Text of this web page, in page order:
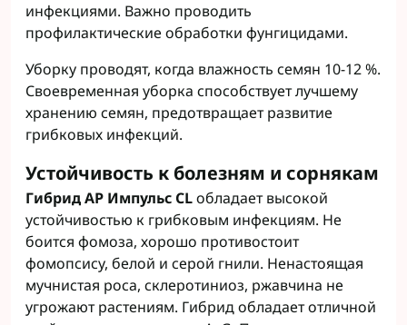
инфекциями. Важно проводить
профилактические обработки фунгицидами.
Уборку проводят, когда влажность семян 10-12 %.
Своевременная уборка способствует лучшему
хранению семян, предотвращает развитие
грибковых инфекций.
Устойчивость к болезням и сорнякам
ГибридАР Импульс CLобладает высокой
устойчивостью к грибковым инфекциям. Не
боится фомоза, хорошо противостоит
фомопсису, белой и серой гнили. Ненастоящая
мучнистая роса, склеротиниоз, ржавчина не
угрожают растениям. Гибрид обладает отличной